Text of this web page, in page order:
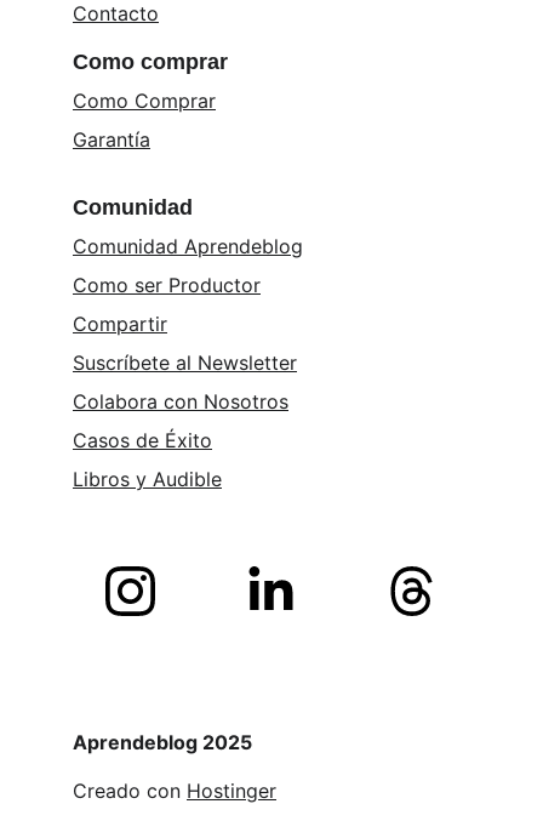
Contacto
Como comprar
Como Comprar
Garantía
Comunidad
Comunidad Aprendeblog
Como ser Productor
Compartir
Suscríbete al Newsletter
Colabora con Nosotros
Casos de Éxito
Libros y Audible
Aprendeblog 2025
Creado con Hostinger